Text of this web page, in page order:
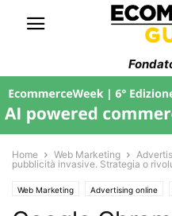
Home Web Marketing
pubblicità invasive. Strategia o
Web Marketing Advertising online